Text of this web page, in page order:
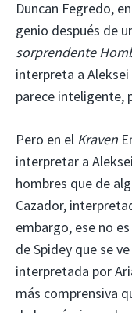
Duncan Fegredo,
genio después de
sorprendente
interpreta a
parece inteligente,
Pero en el Kraven
interpretar a
hombres que de
Cazador,
embargo, ese no
de Spidey que se
interpretada por
más comprensiva